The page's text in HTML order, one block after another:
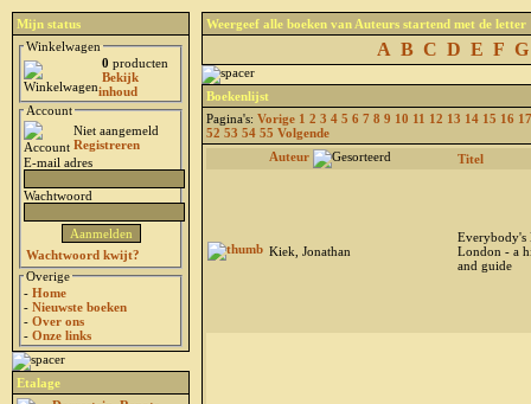
Mijn status
Winkelwagen
0 producten
Bekijk
inhoud
Account
Niet aangemeld
Registreren
E-mail adres
Wachtwoord
Wachtwoord kwijt?
Overige
- Home
- Nieuwste boeken
- Over ons
- Onze links
Etalage
Weergeef alle boeken van Auteurs startend met de letter
A B C D E F G
Boekenlijst
Pagina's: Vorige 1 2 3 4 5 6 7 8 9 10 11 12 13 14 15 16 17
52 53 54 55 Volgende
Auteur
Titel
Kiek, Jonathan
Everybody's
London - a
and guide